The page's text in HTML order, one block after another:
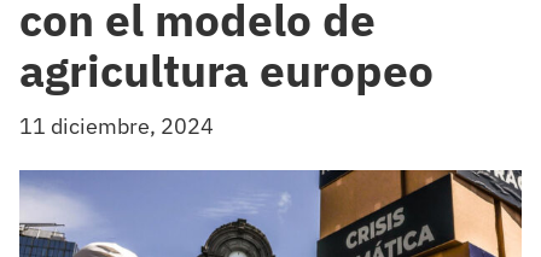
con el modelo de
agricultura europeo
11 diciembre, 2024